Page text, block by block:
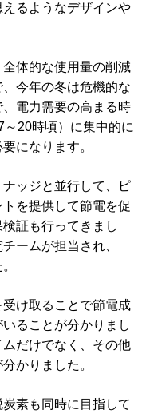
るようなデザインや
体的な使用量の削減
今年の冬は危機的な
電力需要の高まる時
20時頃）に集中的に
になります。
ナッジと並行して、ピ
を提供して節電を促
証も行ってきまし
ームが担当され、
け取ることで節電成
ることが分かりまし
だけでなく、その他
かりました。
素も同時に目指して